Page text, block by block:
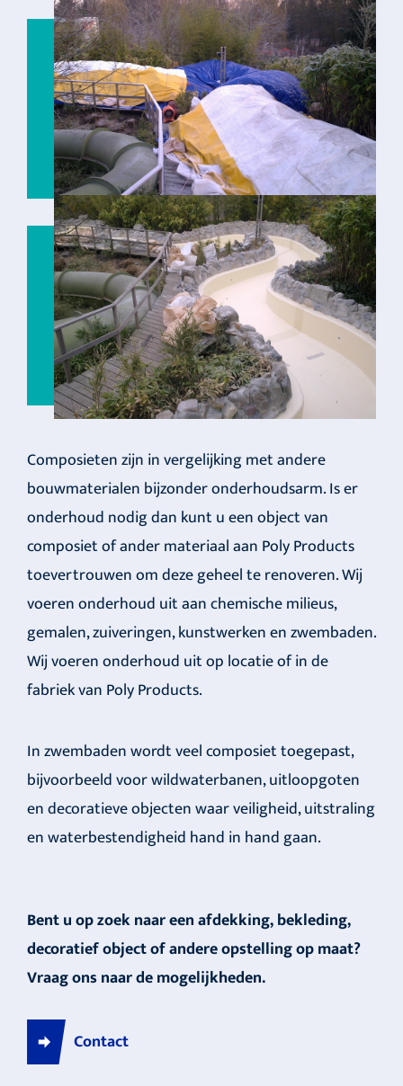
Composieten zijn in vergelijking met andere
bouwmaterialen bijzonder onderhoudsarm. Is er
onderhoud nodig dan kunt u een object van
composiet of ander materiaal aan Poly Products
toevertrouwen om deze geheel te renoveren. Wij
voeren onderhoud uit aan chemische milieus,
gemalen, zuiveringen, kunstwerken en zwembaden.
Wij voeren onderhoud uit op locatie of in de
fabriek van Poly Products.
In zwembaden wordt veel composiet toegepast,
bijvoorbeeld voor wildwaterbanen, uitloopgoten
en decoratieve objecten waar veiligheid, uitstraling
en waterbestendigheid hand in hand gaan.
Bent u op zoek naar een afdekking, bekleding,
decoratief object of andere opstelling op maat?
Vraag ons naar de mogelijkheden.
Contact